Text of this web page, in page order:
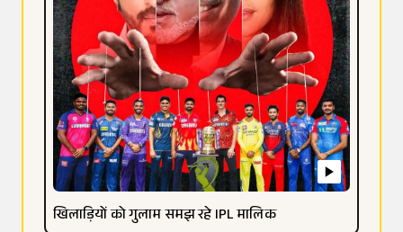
खिलाड़ियों को गुलाम समझ रहे IPL मालिक